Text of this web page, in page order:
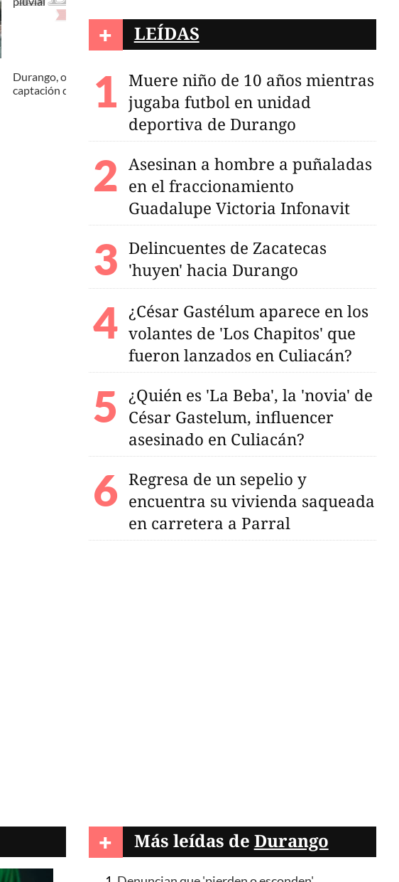
Durango, octavo lugar en menor
captación de agua pluvial
+ LEÍDAS
Muere niño de 10 años mientras
jugaba futbol en unidad
deportiva de Durango
Asesinan a hombre a puñaladas
en el fraccionamiento
Guadalupe Victoria Infonavit
Delincuentes de Zacatecas
'huyen' hacia Durango
¿César Gastélum aparece en los
volantes de 'Los Chapitos' que
fueron lanzados en Culiacán?
¿Quién es 'La Beba', la 'novia' de
César Gastelum, influencer
asesinado en Culiacán?
Regresa de un sepelio y
encuentra su vivienda saqueada
en carretera a Parral
+ Más leídas de Durango